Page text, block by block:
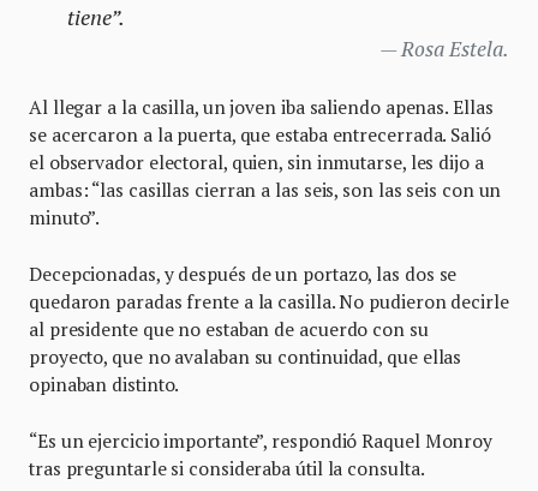
tiene”.
Rosa Estela.
Al llegar a la casilla, un joven iba saliendo apenas. Ellas
se acercaron a la puerta, que estaba entrecerrada. Salió
el observador electoral, quien, sin inmutarse, les dijo a
ambas: “las casillas cierran a las seis, son las seis con un
minuto”.
Decepcionadas, y después de un portazo, las dos se
quedaron paradas frente a la casilla. No pudieron decirle
al presidente que no estaban de acuerdo con su
proyecto, que no avalaban su continuidad, que ellas
opinaban distinto.
“Es un ejercicio importante”, respondió Raquel Monroy
tras preguntarle si consideraba útil la consulta.